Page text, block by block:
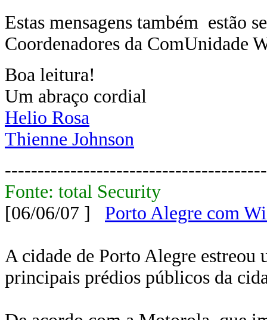
Estas mensagens também estão
Coordenadores da ComUnidade
Boa leitura!
Um abraço cordial
Helio Rosa
Thienne Johnson
Fonte: total Security
[06/06/07 ] Porto Alegre com
A cidade de Porto Alegre
principais prédios públicos da